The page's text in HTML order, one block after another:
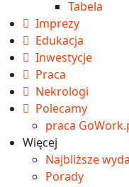
Tabela
Imprezy
Edukacja
Inwestycje
Praca
Nekrologi
Polecamy
praca
Więcej
Najbliższe
Porady